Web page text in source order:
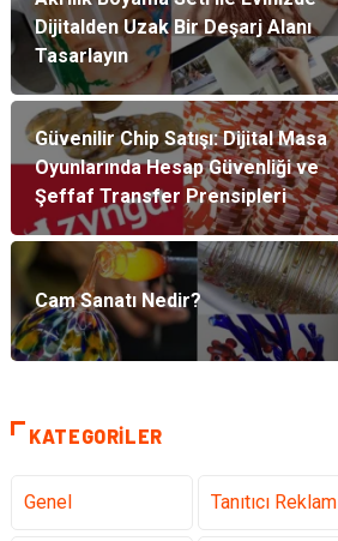
Dijitalden Uzak Bir Deşarj Alanı
Tasarlayın
Güvenilir Chip Satışı: Dijital Masa
Oyunlarında Hesap Güvenliği ve
Şeffaf Transfer Prensipleri
Cam Sanatı Nedir?
KATEGORILER
Genel Tanıtıcı Reklam